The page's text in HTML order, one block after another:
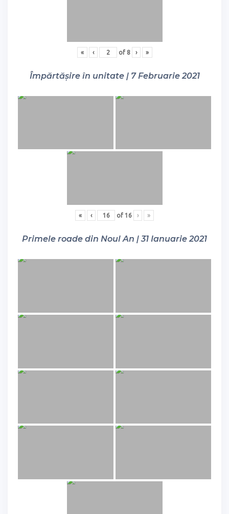
« ‹ of 8 › »
Împărtășire în unitate | 7 Februarie 2021
« ‹ of 16 › »
Primele roade din Noul An | 31 Ianuarie 2021